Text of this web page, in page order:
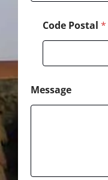
Code Postal *
Message